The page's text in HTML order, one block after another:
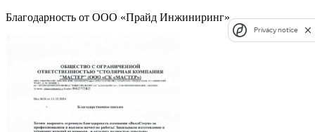
Благодарность от ООО «Прайд Инжиниринг»
Privacy notice